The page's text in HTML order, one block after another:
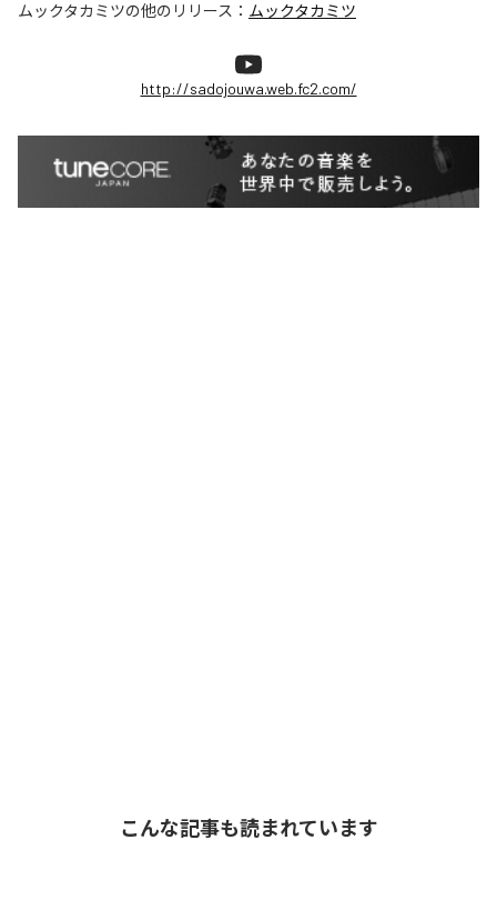
ムックタカミツの他のリリース： ムックタカミツ
http://sadojouwa.web.fc2.com/
こんな記事も読まれています